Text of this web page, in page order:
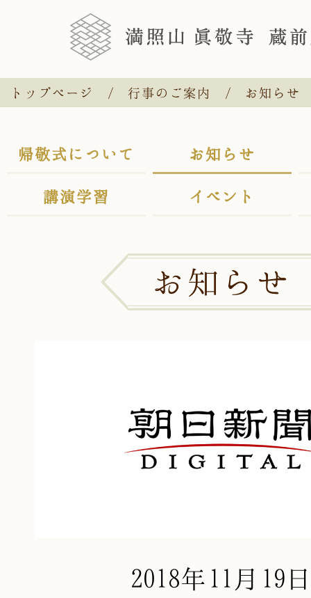
トップページ 行事のご案内 お知らせ
帰敬式について お知らせ
講演学習 イベント
お知らせ
2018年11月19